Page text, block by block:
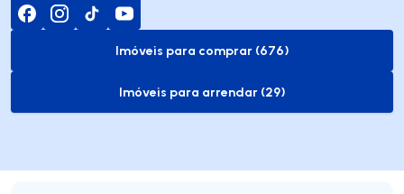
to-buy-listing
Imóveis para comprar (676)
to-rent-listing
Imóveis para arrendar (29)